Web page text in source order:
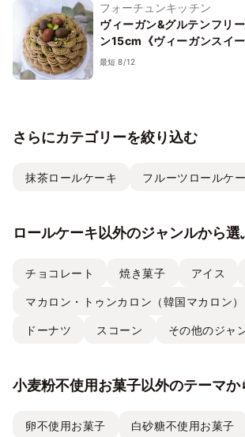
フォーチュンキッチン
ヴィーガン&グルテンフリ
ン15cm《ヴィーガンスイー
最短 8/12
さらにカテゴリーを絞り込む
抹茶ロールケーキ フルーツロールケ
ロールケーキ以外のジャンルから選
チョコレート 焼き菓子 アイス
マカロン・トゥンカロン（韓国マカロン）
ドーナツ スコーン その他のジャ
小麦粉不使用お菓子以外のテーマか
卵不使用お菓子 白砂糖不使用お菓子